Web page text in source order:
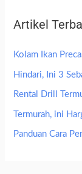
Artikel
Kolam Ikan
Hindari, Ini 3
Rental Drill
Termurah, ini
Panduan Cara